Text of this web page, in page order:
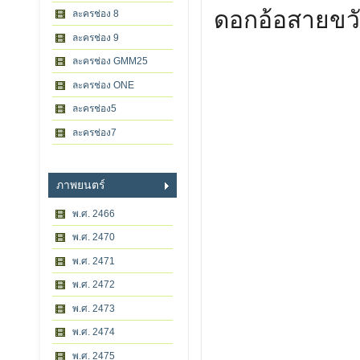
ละครช่อง 8
ละครช่อง 9
ละครช่อง GMM25
ละครช่อง ONE
ละครช่อง5
ละครช่อง7
ภาพยนตร์
พ.ศ. 2466
พ.ศ. 2470
พ.ศ. 2471
พ.ศ. 2472
พ.ศ. 2473
พ.ศ. 2474
พ.ศ. 2475
ดอกอ้อสายข